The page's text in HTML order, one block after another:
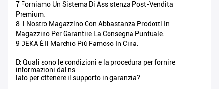
7 Forniamo Un Sistema Di Assistenza Post-Vendita
Premium.
8 Il Nostro Magazzino Con Abbastanza Prodotti In
Magazzino Per Garantire La Consegna Puntuale.
9 DEKA È Il Marchio Più Famoso In Cina.
D: Quali sono le condizioni e la procedura per fornire
informazioni dal ns
lato per ottenere il supporto in garanzia?